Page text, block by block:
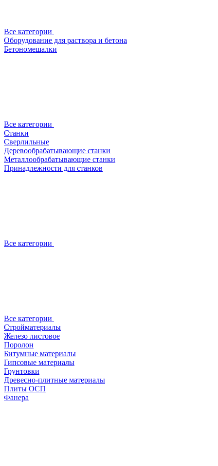
Все категории
Оборудование для раствора и бетона
Бетономешалки
Все категории
Станки
Сверлильные
Деревообрабатывающие станки
Металлообрабатывающие станки
Принадлежности для станков
Все категории
Все категории
Стройматериалы
Железо листовое
Поролон
Битумные материалы
Гипсовые материалы
Грунтовки
Древесно-плитные материалы
Плиты ОСП
Фанера